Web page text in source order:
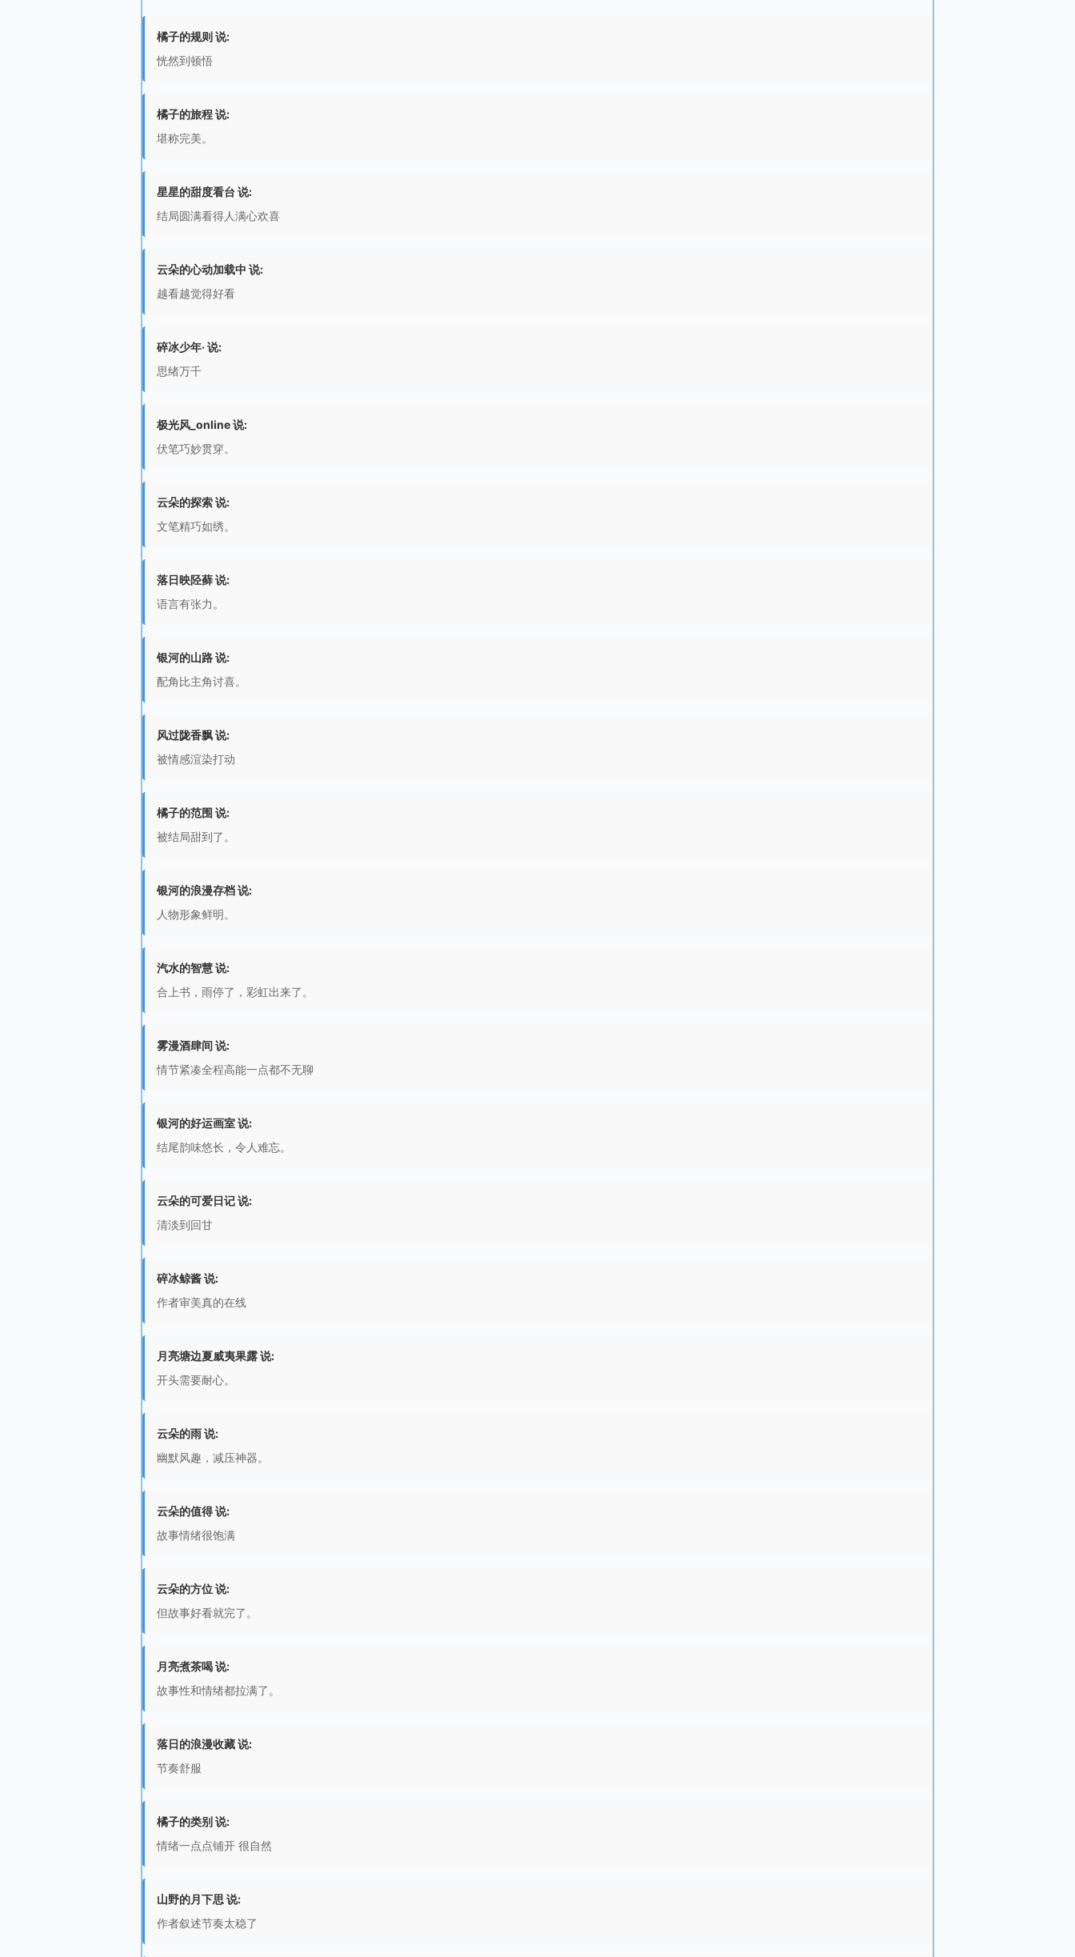
橘子的规则 说:
恍然到顿悟
橘子的旅程 说:
堪称完美。
星星的甜度看台 说:
结局圆满看得人满心欢喜
云朵的心动加载中 说:
越看越觉得好看
碎冰少年· 说:
思绪万千
极光风_online 说:
伏笔巧妙贯穿。
云朵的探索 说:
文笔精巧如绣。
落日映陉藓 说:
语言有张力。
银河的山路 说:
配角比主角讨喜。
风过陇香飘 说:
被情感渲染打动
橘子的范围 说:
被结局甜到了。
银河的浪漫存档 说:
人物形象鲜明。
汽水的智慧 说:
合上书，雨停了，彩虹出来了。
雾漫酒肆间 说:
情节紧凑全程高能一点都不无聊
银河的好运画室 说:
结尾韵味悠长，令人难忘。
云朵的可爱日记 说:
清淡到回甘
碎冰鲸酱 说:
作者审美真的在线
月亮塘边夏威夷果露 说:
开头需要耐心。
云朵的雨 说:
幽默风趣，减压神器。
云朵的值得 说:
故事情绪很饱满
云朵的方位 说:
但故事好看就完了。
月亮煮茶喝 说:
故事性和情绪都拉满了。
落日的浪漫收藏 说:
节奏舒服
橘子的类别 说:
情绪一点点铺开 很自然
山野的月下思 说:
作者叙述节奏太稳了